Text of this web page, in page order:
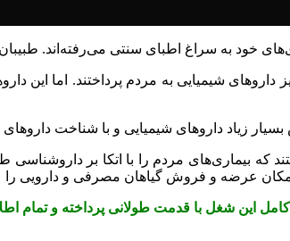
خود به سراغ اطبای سنتی می‌رفته‌اند.
شیمیایی به مردم پرداختند. اما این
زیاد داروهای شیمیایی و با شناخت
که بیماری‌های مردم را با اتکا بر
عرضه و فروش گیاهان مصرفی و دارویی را
این شغل با قدمت طولانی پرداخته و تمام